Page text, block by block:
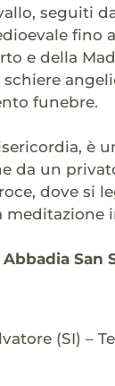
seguiti
fino
e della
funebre.
è
da un
dove si
meditazione
Abbadia San
(SI) –